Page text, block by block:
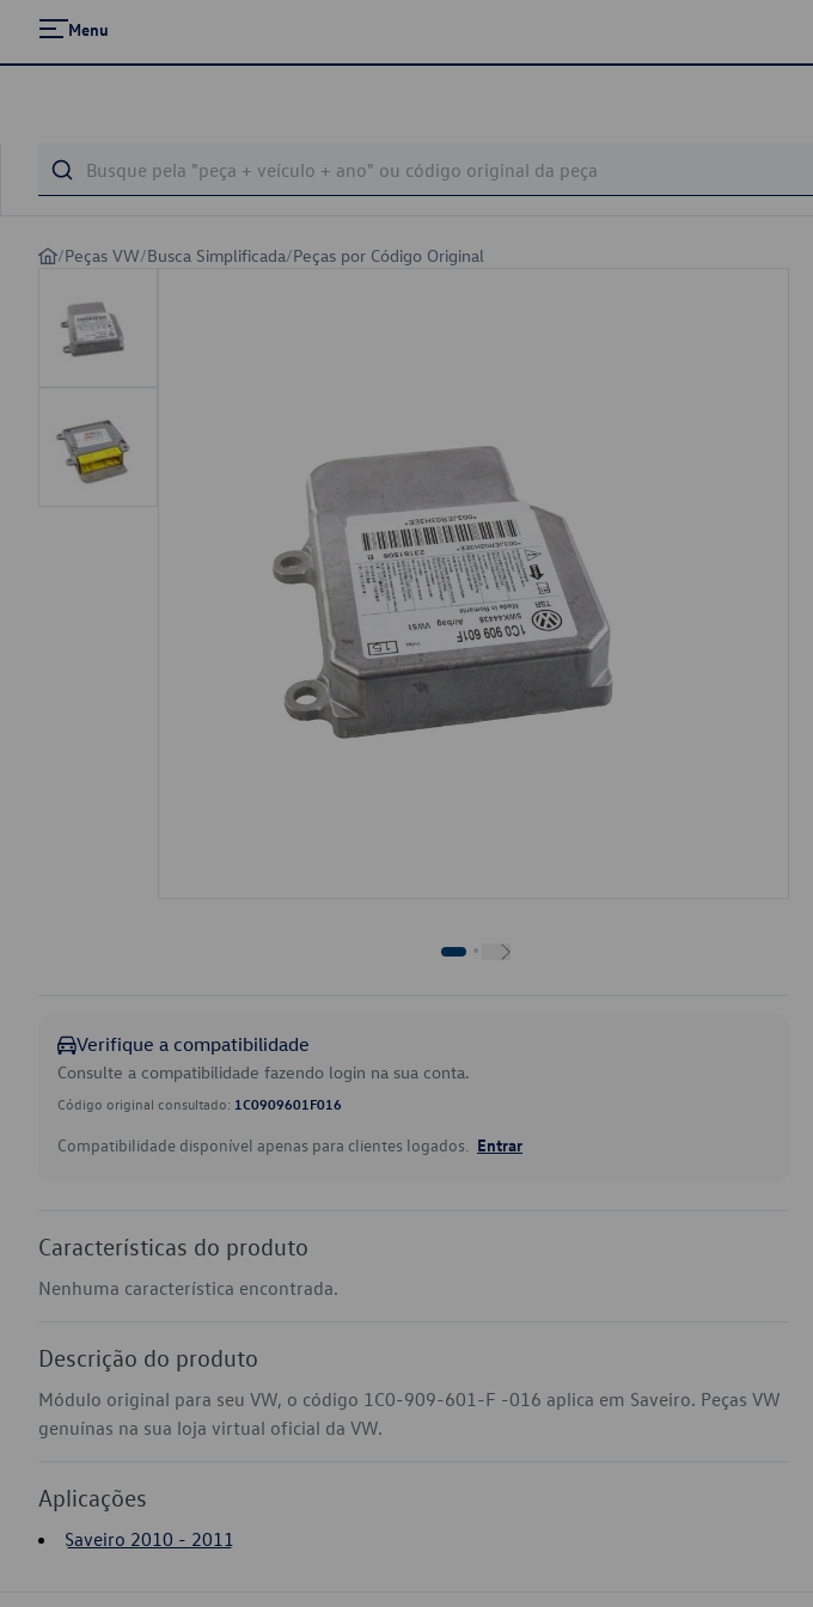
Menu
/Peças VW/Busca Simplificada/Peças por Código Original
Verifique a compatibilidade
Consulte a compatibilidade fazendo login na sua conta.
Código original consultado: 1C0909601F016
Compatibilidade disponível apenas para clientes logados. Entrar
Características do produto
Nenhuma característica encontrada.
Descrição do produto
Módulo original para seu VW, o código 1C0-909-601-F -016 aplica em Saveiro. Peças VW
genuínas na sua loja virtual oficial da VW.
Aplicações
Saveiro 2010 - 2011